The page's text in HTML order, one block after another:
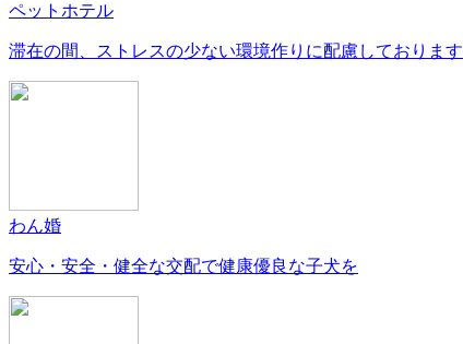
ペットホテル
滞在の間、ストレスの少ない環境作りに配慮しております
わん婚
安心・安全・健全な交配で健康優良な子犬を